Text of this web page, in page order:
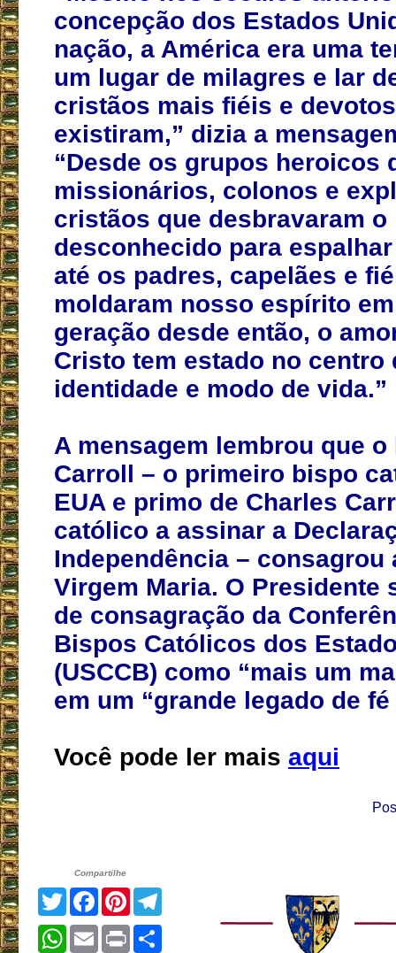
concepção dos Estados
nação, a América era uma
um lugar de milagres e lar
cristãos mais fiéis e
existiram,” dizia a
“Desde os grupos heroicos
missionários, colonos e
cristãos que desbravaram o
desconhecido para
até os padres, capelães e
moldaram nosso espírito
geração desde então, o
Cristo tem estado no centro
identidade e modo de vida.”
A mensagem lembrou que
Carroll – o primeiro bispo
EUA e primo de Charles
católico a assinar a
Independência – consagrou
Virgem Maria. O Presidente
de consagração da
Bispos Católicos dos
(USCCB) como “mais um
em um “grande legado de
Você pode ler mais aqui
Compartilhe
TwitterFacebook
Pinterest
WhatsApp
EmailPrint